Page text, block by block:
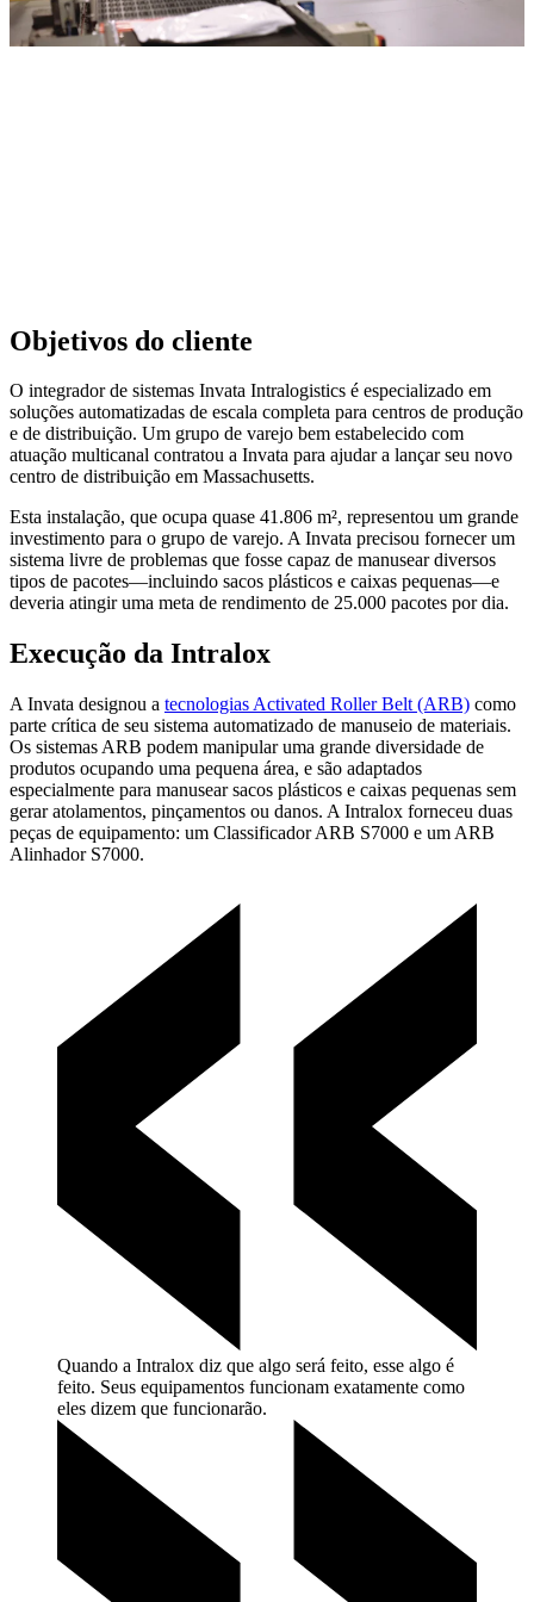
Objetivos do cliente
O integrador de sistemas Invata Intralogistics é especializado em
soluções automatizadas de escala completa para centros de produção
e de distribuição. Um grupo de varejo bem estabelecido com
atuação multicanal contratou a Invata para ajudar a lançar seu novo
centro de distribuição em Massachusetts.
Esta instalação, que ocupa quase 41.806 m², representou um grande
investimento para o grupo de varejo. A Invata precisou fornecer um
sistema livre de problemas que fosse capaz de manusear diversos
tipos de pacotes—incluindo sacos plásticos e caixas pequenas—e
deveria atingir uma meta de rendimento de 25.000 pacotes por dia.
Execução da Intralox
A Invata designou a tecnologias Activated Roller Belt (ARB) como
parte crítica de seu sistema automatizado de manuseio de materiais.
Os sistemas ARB podem manipular uma grande diversidade de
produtos ocupando uma pequena área, e são adaptados
especialmente para manusear sacos plásticos e caixas pequenas sem
gerar atolamentos, pinçamentos ou danos. A Intralox forneceu duas
peças de equipamento: um Classificador ARB S7000 e um ARB
Alinhador S7000.
Quando a Intralox diz que algo será feito, esse algo é
feito. Seus equipamentos funcionam exatamente como
eles dizem que funcionarão.